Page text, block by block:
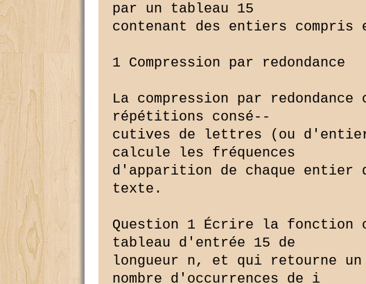
par un tableau 15
contenant des entiers
1 Compression par redondance
La compression par
répétitions consé--
cutives de lettres (ou
calcule les fréquences
d'apparition de chaque entier
texte.
Question 1 Écrire la fonction
tableau d'entrée 15 de
longueur n, et qui retourne
nombre d'occurrences de i